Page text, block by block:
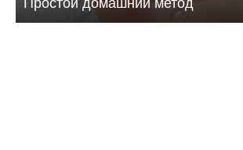
Простой домашний метод